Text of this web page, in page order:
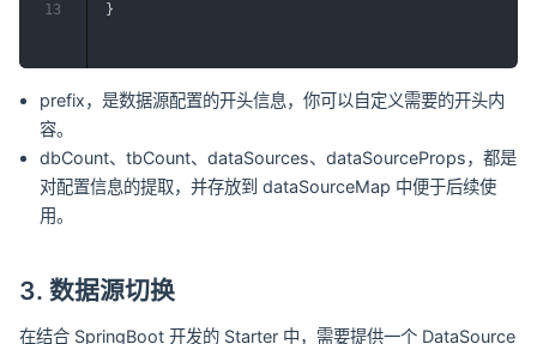
}
13
prefix，是数据源配置的开头信息，你可以自定义需要的开头内
容。
dbCount、tbCount、dataSources、dataSourceProps，都是
对配置信息的提取，并存放到 dataSourceMap 中便于后续使
用。
3. 数据源切换
在结合 SpringBoot 开发的 Starter 中，需要提供一个 DataSource